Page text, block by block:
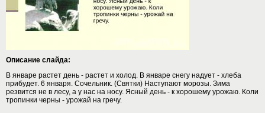
Описание слайда:
В январе растет день - растет и холод. В январе снегу надует - хлеба
прибудет. 6 января. Сочельник. (Святки) Наступают морозы. Зима
резвится не в лесу, а у нас на носу. Ясный день - к хорошему урожаю. Коли
тропинки черны - урожай на гречу.